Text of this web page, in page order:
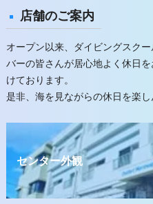
店舗のご案内
オープン以来、ダイビングスク
バーの皆さんが居心地よく休日
けております。
是非、海を見ながらの休日を楽し
センター外観